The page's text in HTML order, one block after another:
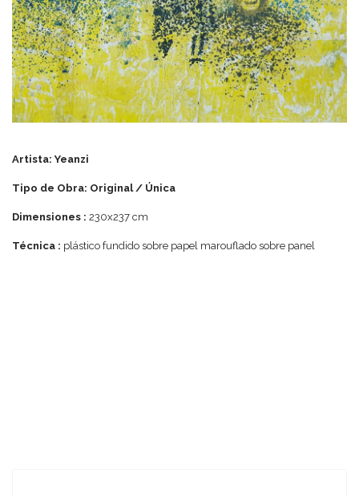
Artista: Yeanzi
Tipo de Obra: Original / Única
Dimensiones : 230x237 cm
Técnica : plástico fundido sobre papel marouflado sobre panel